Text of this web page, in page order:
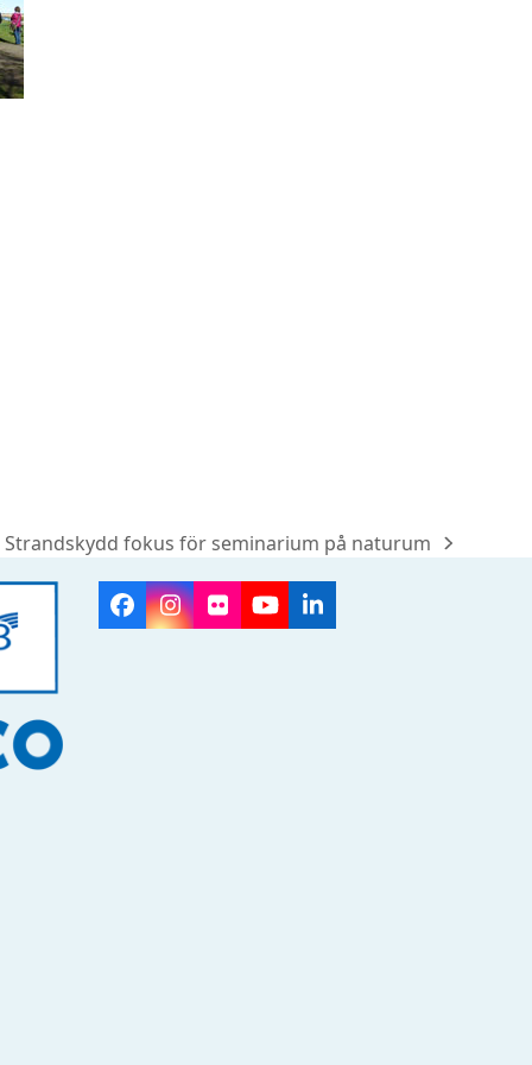
next
post:
Strandskydd fokus för seminarium på naturum
Facebook
Instagram
FlickrYouTubeLinkedIn